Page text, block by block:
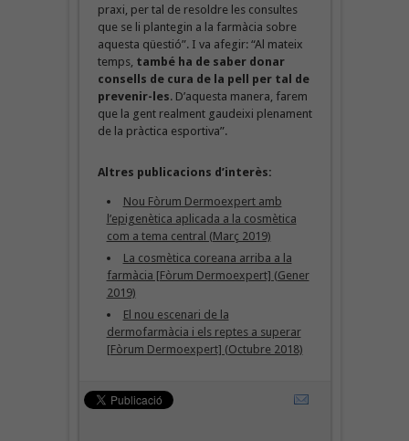
praxi, per tal de resoldre les consultes
que se li plantegin a la farmàcia sobre
aquesta qüestió”. I va afegir: “Al mateix
temps, també ha de saber donar
consells de cura de la pell per tal de
prevenir-les. D’aquesta manera, farem
que la gent realment gaudeixi plenament
de la pràctica esportiva”.
Altres publicacions d’interès:
Nou Fòrum Dermoexpert amb
l’epigenètica aplicada a la cosmètica
com a tema central (Març 2019)
La cosmètica coreana arriba a la
farmàcia [Fòrum Dermoexpert] (Gener
2019)
El nou escenari de la
dermofarmàcia i els reptes a superar
[Fòrum Dermoexpert] (Octubre 2018)